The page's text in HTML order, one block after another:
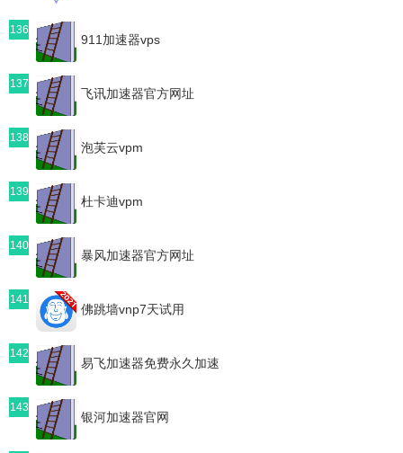
136
911加速器vps
137
飞讯加速器官方网址
138
泡芙云vpm
139
杜卡迪vpm
140
暴风加速器官方网址
141
佛跳墙vnp7天试用
142
易飞加速器免费永久加速
143
银河加速器官网